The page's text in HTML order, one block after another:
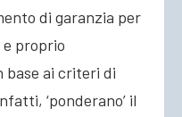
di garanzia per
e proprio
base ai criteri di
‘ponderano’ il